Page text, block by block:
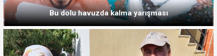
Bu dolu havuzda kalma yarışması